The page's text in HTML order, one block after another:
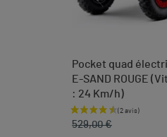
Pocket quad
E-SAND ROUGE
: 24 Km/h)
Prix de base
529,00 €
Prix